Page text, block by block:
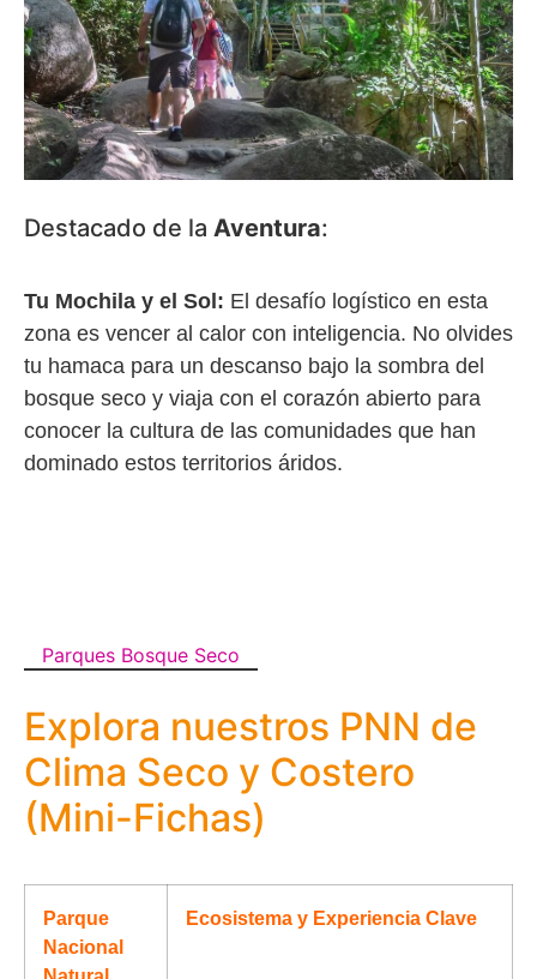
Destacado de la Aventura:
Tu Mochila y el Sol: El desafío logístico en esta
zona es vencer al calor con inteligencia. No olvides
tu hamaca para un descanso bajo la sombra del
bosque seco y viaja con el corazón abierto para
conocer la cultura de las comunidades que han
dominado estos territorios áridos.
Parques Bosque Seco
Explora nuestros PNN de
Clima Seco y Costero
(Mini-Fichas)
Parque
Nacional
Ecosistema y Experiencia Clave